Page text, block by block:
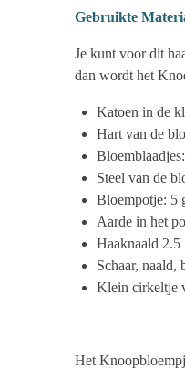
Gebruikte
Je kunt voor dit
dan wordt het
Katoen in de
Hart van de
Steel van de
Bloempotje: 5
Aarde in het
Haaknaald 2.5
Schaar, naald,
Klein cirkeltje
Het